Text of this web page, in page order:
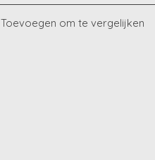
Toevoegen om te vergelijken